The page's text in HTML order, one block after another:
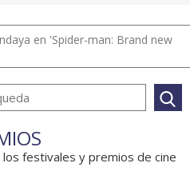
en 'Spider-man: Brand new
festivales y premios de cine